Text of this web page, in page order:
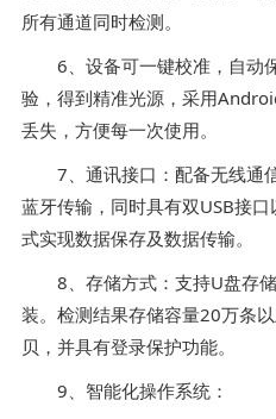
所有通道同时检测。
6、设备可一键校准，自动
验，得到精准光源，采用
丢失，方便每一次使用。
7、通讯接口：配备无线通信
蓝牙传输，同时具有双USB接
式实现数据保存及数据传输。
8、存储方式：支持U盘存储
装。检测结果存储容量20万条
贝，并具有登录保护功能。
9、智能化操作系统：